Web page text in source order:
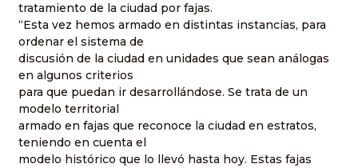
tratamiento de la ciudad por fajas.
“Esta vez hemos armado en distintas instancias, para
ordenar el sistema de
discusión de la ciudad en unidades que sean análogas
en algunos criterios
para que puedan ir desarrollándose. Se trata de un
modelo territorial
armado en fajas que reconoce la ciudad en estratos,
teniendo en cuenta el
modelo histórico que lo llevó hasta hoy. Estas fajas